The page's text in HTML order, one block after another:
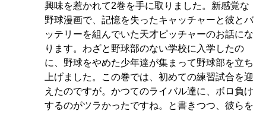
興味を惹かれて2巻を手に取りました。新感覚な
野球漫画で、記憶を失ったキャッチャーと彼とバ
ッテリーを組んでいた天才ピッチャーのお話にな
ります。わざと野球部のない学校に入学したの
に、野球をやめた少年達が集まって野球部を立ち
上げました。この巻では、初めての練習試合を迎
えたのですが。かつてのライバル達に、ボロ負け
するのがツラかったですね。と書きつつ、彼らを